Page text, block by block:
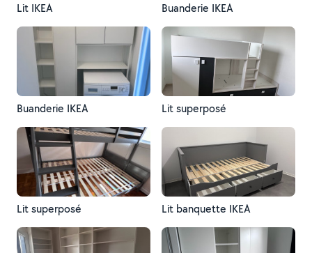
Lit IKEA Buanderie IKEA
Buanderie IKEA Lit superposé
Lit superposé Lit banquette IKEA